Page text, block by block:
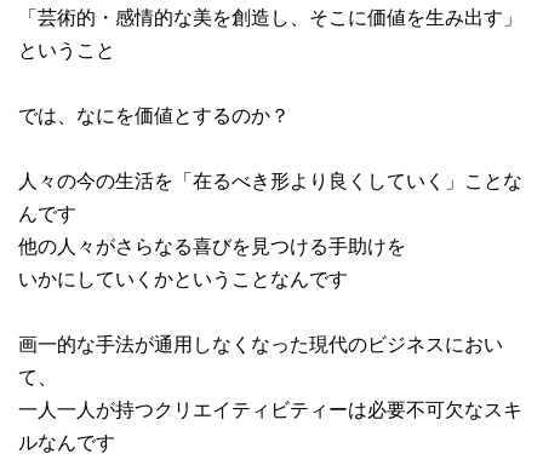
「芸術的・感情的な美を創造し、そこに価値を生み出す」
ということ
では、なにを価値とするのか？
人々の今の生活を「在るべき形より良くしていく」ことな
んです
他の人々がさらなる喜びを見つける手助けを
いかにしていくかということなんです
画一的な手法が通用しなくなった現代のビジネスにおい
て、
一人一人が持つクリエイティビティーは必要不可欠なスキ
ルなんです